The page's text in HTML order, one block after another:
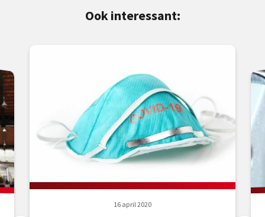
Ook interessant:
16 april 2020